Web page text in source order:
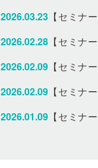
2026.03.23 【セミナ
2026.02.28 【セミナ
2026.02.09 【セミナ
2026.02.09 【セミナ
2026.01.09 【セミナ